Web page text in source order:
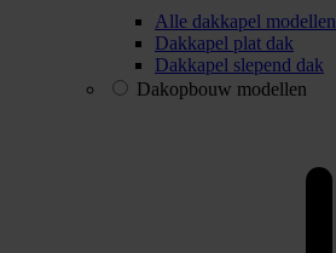
Alle dakkapel modellen
Dakkapel plat dak
Dakkapel slepend dak
Dakopbouw modellen